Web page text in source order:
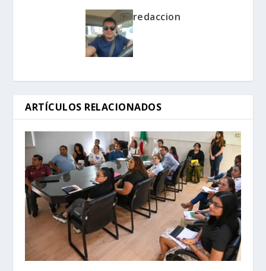
redaccion
ARTÍCULOS RELACIONADOS